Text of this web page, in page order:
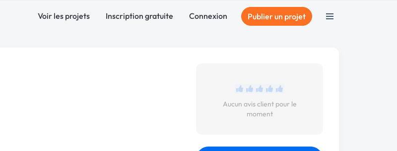
Voir les projets Inscription gratuite Connexion Publier un projet
Aucun avis client pour le
moment